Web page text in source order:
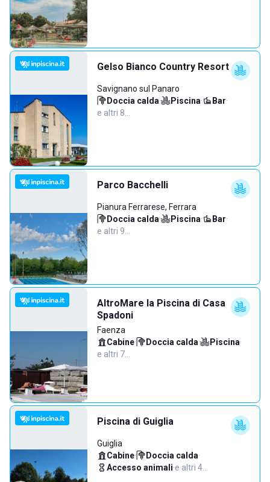
Gelso Bianco Country Resort
Savignano sul Panaro
Doccia calda· Piscina· Bar·
e altri 8…
Parco Bacchelli
Pianura Ferrarese, Ferrara
Doccia calda· Piscina· Bar·
e altri 9…
AltroMare la Piscina di Casa
Spadoni
Faenza
Cabine· Doccia calda· Piscina·
e altri 7…
Piscina di Guiglia
Guiglia
Cabine· Doccia calda·
Accesso animali·e altri 4…